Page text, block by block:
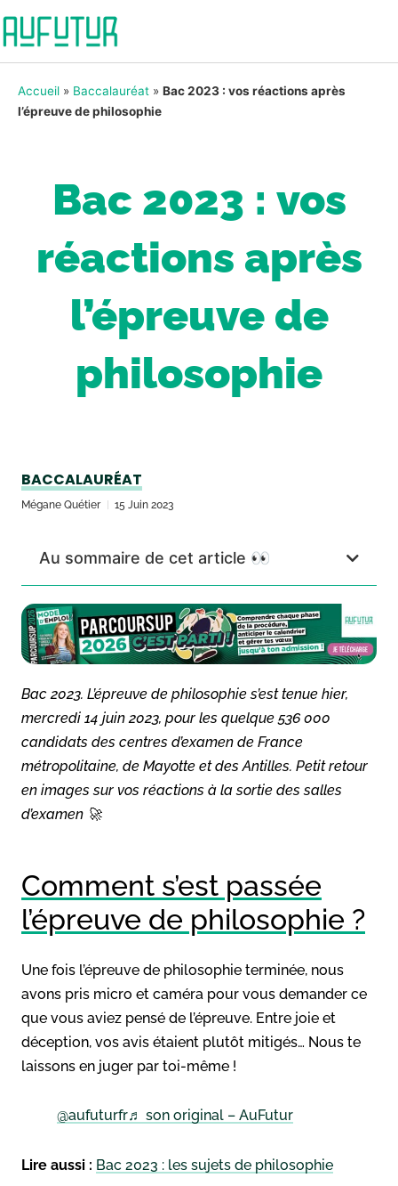
Accueil » Baccalauréat » Bac 2023 : vos réactions après
l’épreuve de philosophie
Bac 2023 : vos
réactions après
l’épreuve de
philosophie
BACCALAURÉAT
Mégane Quétier 15 Juin 2023
Au sommaire de cet article 👀
Bac 2023. L’épreuve de philosophie s’est tenue hier,
mercredi 14 juin 2023, pour les quelque 536 000
candidats des centres d’examen de France
métropolitaine, de Mayotte et des Antilles. Petit retour
en images sur vos réactions à la sortie des salles
d’examen 🚀
Comment s’est passée
l’épreuve de philosophie ?
Une fois l’épreuve de philosophie terminée, nous
avons pris micro et caméra pour vous demander ce
que vous aviez pensé de l’épreuve. Entre joie et
déception, vos avis étaient plutôt mitigés… Nous te
laissons en juger par toi-même !
@aufuturfr♬ son original – AuFutur
Lire aussi : Bac 2023 : les sujets de philosophie